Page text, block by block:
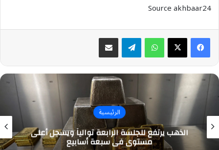
Source akhbaar24
واتسابتيلقرام مشاركة عبر البريد
الرئيسية
الذهب يرتفع للجلسة الرابعة توالياً ويسجل أعلى
مستوى في سبعة أسابيع